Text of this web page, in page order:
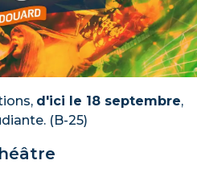
d'ici le 18 septembre,
(B-25)